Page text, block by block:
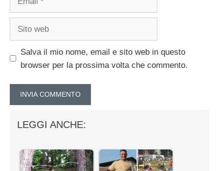
Salva il mio nome, email e sito web in questo
browser per la prossima volta che commento.
LEGGI ANCHE: